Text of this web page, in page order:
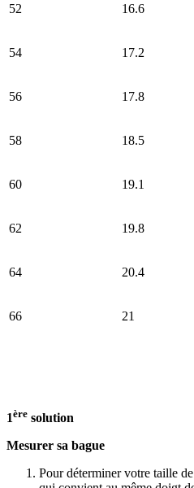
52 16.6
54 17.2
56 17.8
58 18.5
60 19.1
62 19.8
64 20.4
66 21
1ère solution
Mesurer sa bague
Pour déterminer votre taille